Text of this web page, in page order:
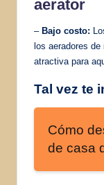
aerator
– Bajo costo:
los aeradores
atractiva para
Tal vez te
Cómo
de casa